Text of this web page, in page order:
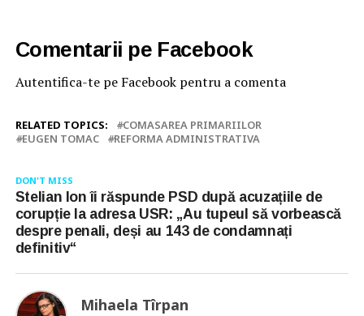
Comentarii pe Facebook
Autentifica-te pe Facebook pentru a comenta
RELATED TOPICS:
COMASAREA PRIMARIILOR
EUGEN TOMAC
REFORMA ADMINISTRATIVA
DON'T MISS
Stelian Ion îi răspunde PSD după acuzațiile de
corupție la adresa USR: „Au tupeul să vorbească
despre penali, deși au 143 de condamnați
definitiv“
Mihaela Tîrpan